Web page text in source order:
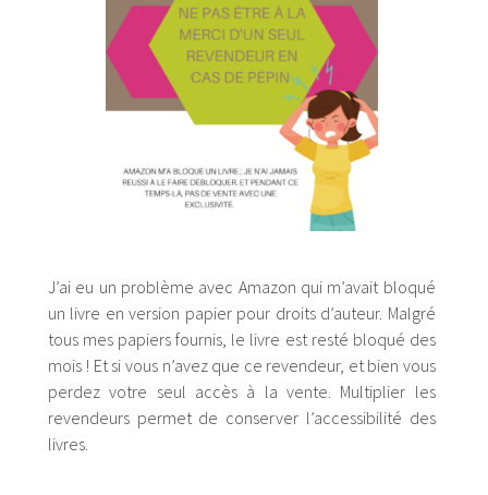
J’ai eu un problème avec Amazon qui m’avait bloqué
un livre en version papier pour droits d’auteur. Malgré
tous mes papiers fournis, le livre est resté bloqué des
mois ! Et si vous n’avez que ce revendeur, et bien vous
perdez votre seul accès à la vente. Multiplier les
revendeurs permet de conserver l’accessibilité des
livres.